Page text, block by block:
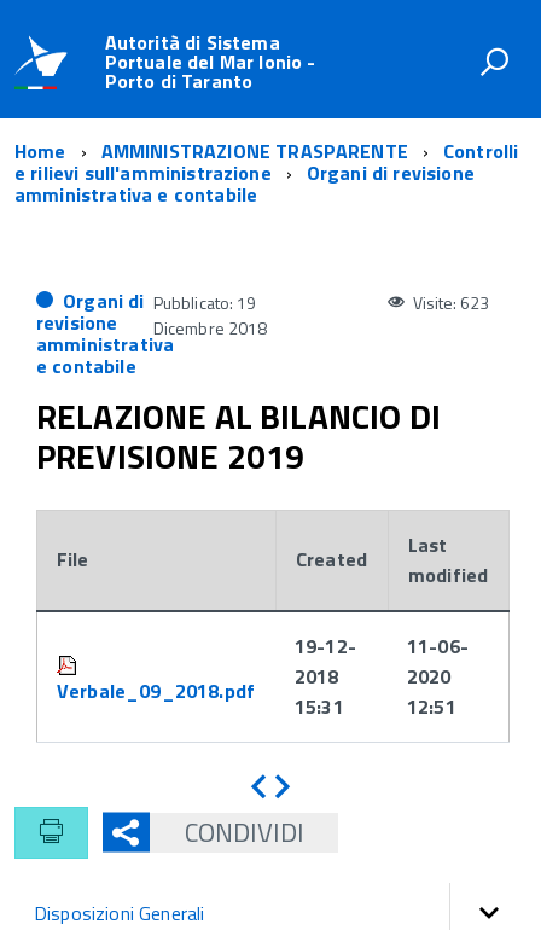
Autorità di Sistema
Portuale del Mar Ionio -
Porto di Taranto
Home AMMINISTRAZIONE TRASPARENTE Controlli
e rilievi sull'amministrazione Organi di revisione
amministrativa e contabile
Organi di
revisione
amministrativa
e contabile
Pubblicato: 19
Dicembre 2018
Visite: 623
RELAZIONE AL BILANCIO DI
PREVISIONE 2019
File Created
Last
modified
Verbale_09_2018.pdf
19-12-
2018
15:31
11-06-
2020
12:51
Indietro
CONDIVIDI
Disposizioni Generali